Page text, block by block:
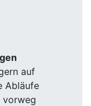
auf
Abläufe
vorweg